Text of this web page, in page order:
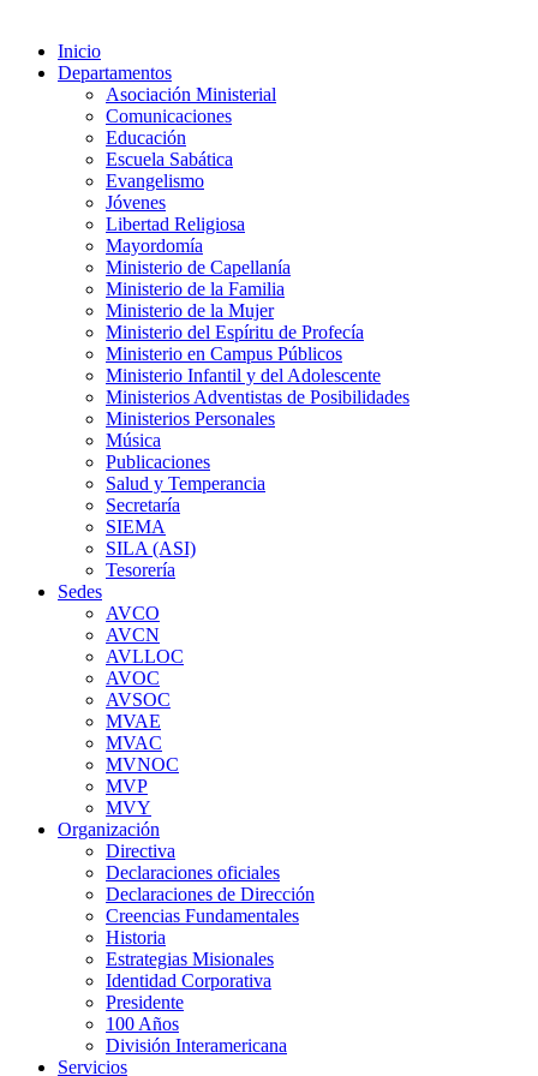
Inicio
Departamentos
Asociación Ministerial
Comunicaciones
Educación
Escuela Sabática
Evangelismo
Jóvenes
Libertad Religiosa
Mayordomía
Ministerio de Capellanía
Ministerio de la Familia
Ministerio de la Mujer
Ministerio del Espíritu de Profecía
Ministerio en Campus Públicos
Ministerio Infantil y del Adolescente
Ministerios Adventistas de Posibilidades
Ministerios Personales
Música
Publicaciones
Salud y Temperancia
Secretaría
SIEMA
SILA (ASI)
Tesorería
Sedes
AVCO
AVCN
AVLLOC
AVOC
AVSOC
MVAE
MVAC
MVNOC
MVP
MVY
Organización
Directiva
Declaraciones oficiales
Declaraciones de Dirección
Creencias Fundamentales
Historia
Estrategias Misionales
Identidad Corporativa
Presidente
100 Años
División Interamericana
Servicios